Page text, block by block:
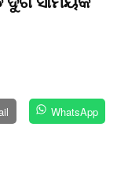
WhatsApp